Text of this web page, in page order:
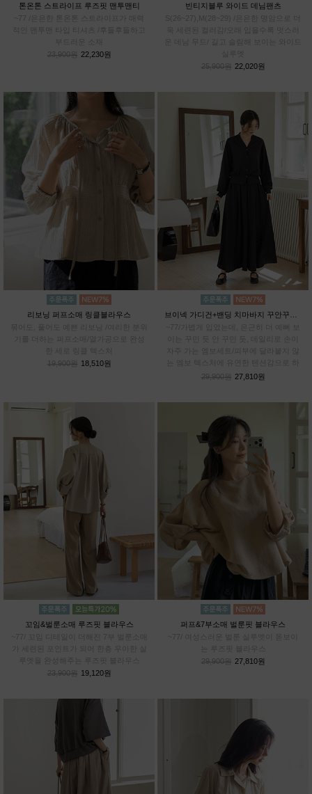
톤온톤 스트라이프 루즈핏 맨투맨티
~77 /은은한 톤온톤 스트라이프가 매력
적인 맨투맨 타입 티셔츠 /후들후들하고
부드러운 소재
23,900원 22,230원
빈티지블루 와이드 데님팬츠
S(26~27),M(28~29) /은은한 명암으로 더
욱 세련된 컬러감/오래 입을수록 멋스러
실루엣
25,900원 22,020원
리보닝 퍼프소매 링클블라우스
묶어도, 풀어도 예쁜 리보닝 /여리한 분위
기를 더하는 퍼프소매/열가공으로 완성
한 세로 링클 텍스처
19,900원 18,510원
~77/가볍게 입었는데, 은근히 더 예뻐 보
자주 가는 엠보세트/피부에 달라붙지 않
는 엠보 텍스처에 유연한 텐션감으로 하
루종일 편안하게
29,900원 27,810원
꼬임&벌룬소매 루즈핏 블라우스
~77/ 꼬임 디테일이 더해진 7부 벌룬소매
가 세련된 포인트가 되어 한층 우아한 실
루엣을 완성해주는 루즈핏 블라우스
23,900원
19,120원
퍼프&7부소매 벌룬핏 블라우스
~77/ 여성스러운 벌룬 실루엣이 돋보이
는 루즈핏 블라우스
29,900원 27,810원